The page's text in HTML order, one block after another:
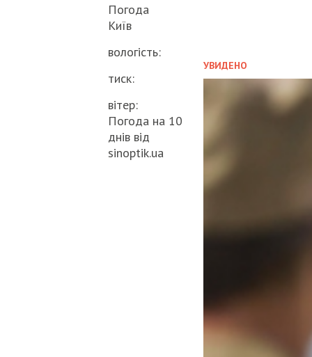
УВИДЕНО
Погода
Київ
вологість:
тиск:
вітер:
Погода на 10
днів від
sinoptik.ua